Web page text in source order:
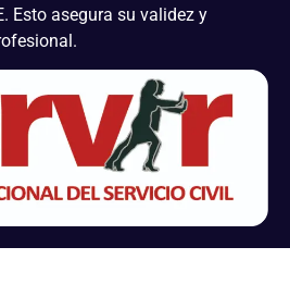
Esto asegura su validez y